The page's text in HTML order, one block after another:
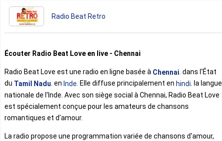
Radio Beat Retro
Écouter Radio Beat Love en live - Chennai
Radio Beat Love est une radio en ligne basée à Chennai . dans l'État
du Tamil Nadu. en Inde. Elle diffuse principalement en hindi. la langue
nationale de l'Inde. Avec son siège social à Chennai, Radio Beat Love
est spécialement conçue pour les amateurs de chansons
romantiques et d'amour.
La radio propose une programmation variée de chansons d'amour,